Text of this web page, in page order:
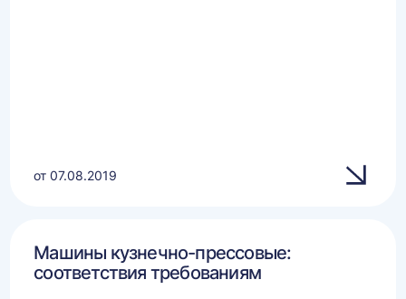
от 07.08.2019
Машины кузнечно-прессовые:
соответствия требованиям